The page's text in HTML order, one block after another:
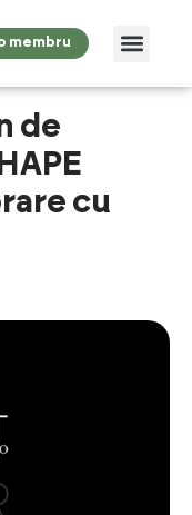
membru
de
cu